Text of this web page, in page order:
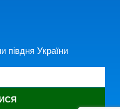
півдня України